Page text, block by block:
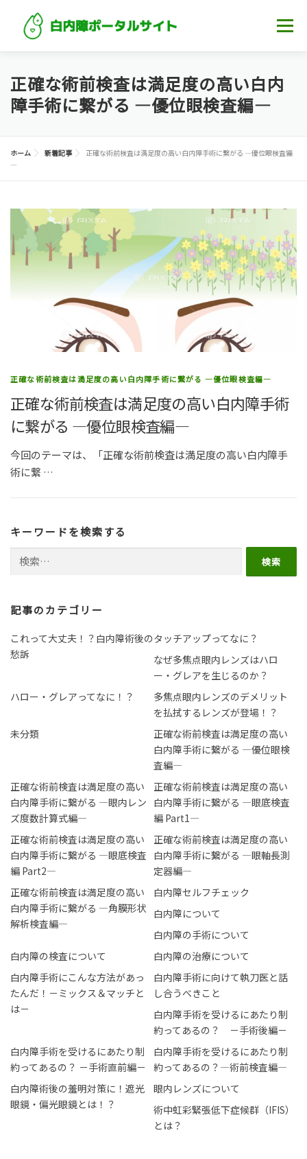
メニュー
ホーム 白内障について知る 記事一覧
正確な術前検査は満足度の高い白内
障手術に繋がる ―優位眼検査編―
ホーム 新着記事
正確な術前検査は満足度の高い白内障手術に繋がる ―優位眼検査編
―
正確な術前検査は満足度の高い白内障手術に繋がる ―優位眼検査編―
正確な術前検査は満足度の高い白内障手術
に繋がる ―優位眼検査編―
今回のテーマは、「正確な術前検査は満足度の高い白内障手
術に繋 …
キーワードを検索する
検索:
記事のカテゴリー
これって大丈夫！？白内障術後の
愁訴
タッチアップってなに？
なぜ多焦点眼内レンズはハロ
ー・グレアを生じるのか？
ハロー・グレアってなに！？
多焦点眼内レンズのデメリット
を払拭するレンズが登場！？
未分類
正確な術前検査は満足度の高い
白内障手術に繋がる ―優位眼検
査編―
正確な術前検査は満足度の高い
白内障手術に繋がる ―眼内レン
ズ度数計算式編―
正確な術前検査は満足度の高い
白内障手術に繋がる ―眼底検査
編 Part1―
正確な術前検査は満足度の高い
白内障手術に繋がる ―眼底検査
編 Part2―
正確な術前検査は満足度の高い
白内障手術に繋がる ―眼軸長測
定器編―
正確な術前検査は満足度の高い
白内障手術に繋がる ―角膜形状
解析検査編―
白内障セルフチェック
白内障について
白内障の手術について
白内障の検査について
白内障の治療について
白内障手術にこんな方法があっ
たんだ！－ミックス＆マッチと
は－
白内障手術に向けて執刀医と話
し合うべきこと
白内障手術を受けるにあたり制
約ってあるの？ －手術後編－
白内障手術を受けるにあたり制
約ってあるの？ －手術直前編－
白内障手術を受けるにあたり制
約ってあるの？―術前検査編―
白内障術後の羞明対策に！遮光
眼鏡・偏光眼鏡とは！？
眼内レンズについて
術中虹彩緊張低下症候群（IFIS）
とは？